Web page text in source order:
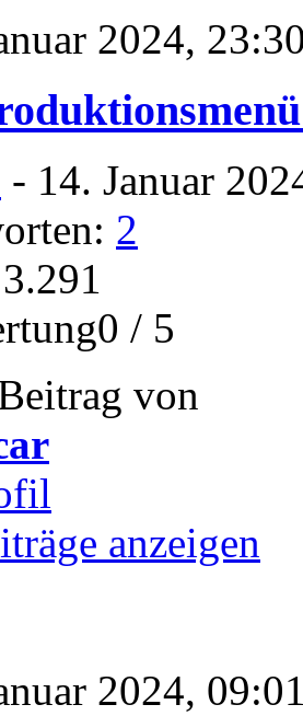
2024,
- 14. Januar
2
/ 5
von
anzeigen
2024,